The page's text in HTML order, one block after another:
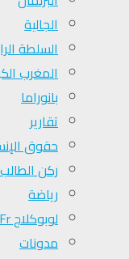
الجالية
السلطة
المغرب
بانوراما
تقارير
حقوق
ركن الطالب
رياضة
لوبوكلاج Fr
مدونات